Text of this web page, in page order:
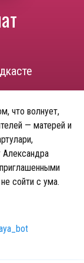
что волнует,
— матерей и
сойти с ума.